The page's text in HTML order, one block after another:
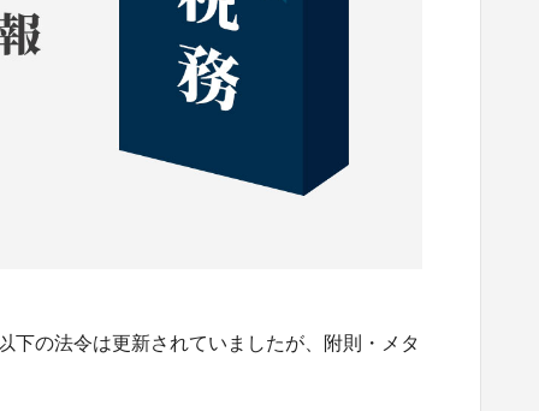
下の法令は更新されていましたが、附則・メタ